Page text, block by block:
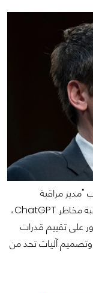
مراقبة
المخاطر" أو Head of Preparedness لمراقبة مخاطر ChatGPT،
يركز الدور على تقييم قدرات
وتصميم آليات تحد من